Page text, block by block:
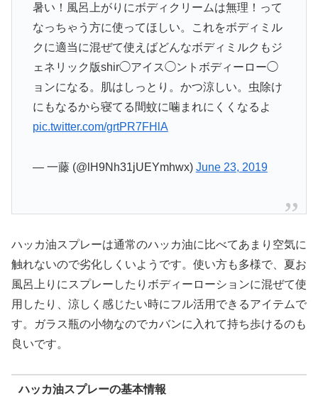
暑い！風呂上がりにボディクリームは無理！って
なっちゃう方に使ってほしい。これをボディミル
クに適当に混ぜて使えばどんなボディミルクもジ
ェネリック版shir◯アイス◯ントボディーロー◯
ョンになる。肌はしっとり。かつ涼しい。虫除け
にもなるから寝てる間蚊に噛まれにくくなるよ
pic.twitter.com/grtPR7FHlA
— 一藤 (@lH9Nh31jUEYmhwx) June 23, 2019
ハッカ油スプレーは通常のハッカ油に比べてあまり空気に
触れないので劣化しくいようです。使い方も多様で、夏お
風呂上りにスプレーしたりボディーローションに混ぜて使
用したり、涼しく感じたい時にフル活用できるアイテムで
す。ガラス瓶の小物なのでカバンに入れて持ち歩けるのも
良いです。
ハッカ油スプレーの基本情報